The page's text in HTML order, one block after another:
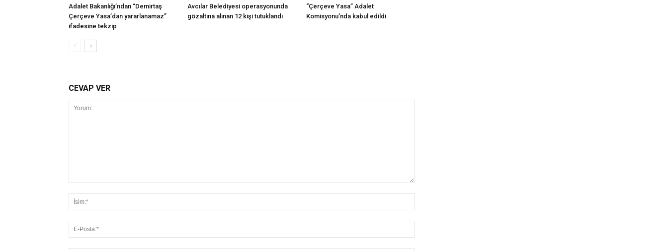
Adalet Bakanlığı’ndan “Demirtaş
Çerçeve Yasa’dan yararlanamaz”
ifadesine tekzip
Avcılar Belediyesi operasyonunda
gözaltına alınan 12 kişi tutuklandı
“Çerçeve Yasa” Adalet
Komisyonu’nda kabul edildi
CEVAP VER